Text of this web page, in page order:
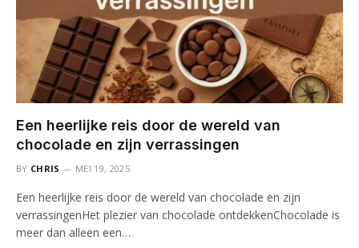
Een heerlijke reis door de wereld van
chocolade en zijn verrassingen
BY CHRIS MEI 19, 2025
Een heerlijke reis door de wereld van chocolade en zijn
verrassingenHet plezier van chocolade ontdekkenChocolade is
meer dan alleen een…